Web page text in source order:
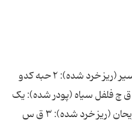
مواد اولیه: روغن زیتون: ۳ ق س سیر (ریز خرد شده): ۲ حبه کدو
نمک: یک ق چ فلفل سیاه (پودر شده): یک
دوم ق چ تخم مرغ: یک عدد برگ ریحان (ریز خرد شده): ۳ ق س